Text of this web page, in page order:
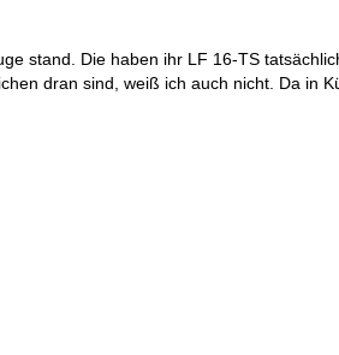
stand. Die haben ihr LF 16-TS
dran sind, weiß ich auch nicht. Da in